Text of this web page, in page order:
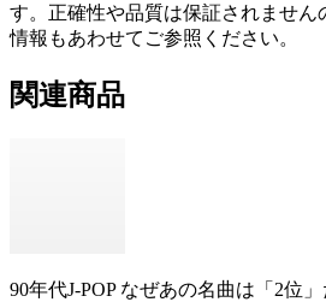
す。正確性や品質は保証されません
情報もあわせてご参照ください。
関連商品
90年代J-POP なぜあの名曲は「2位